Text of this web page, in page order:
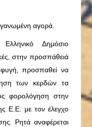
αγορά.
Δημόσιο
στην προσπάθειά
προσπαθεί να
των κερδών τα
φορολόγηση στην
Ε.Ε. με τον έλεγχο
Ρητά αναφέρεται